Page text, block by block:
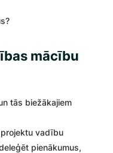
mācību
tās biežākajiem
vadību
pienākumus,